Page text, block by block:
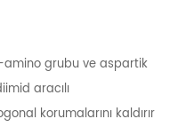
amino grubu ve aspartik
aracılı
korumalarını kaldırır